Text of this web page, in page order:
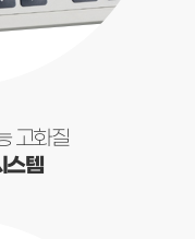
고화질
스템